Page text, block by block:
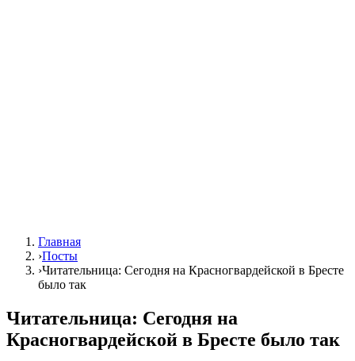
Главная
›Посты
›Читательница: Сегодня на Красногвардейской в Бресте
было так
Читательница: Сегодня на
Красногвардейской в Бресте было так